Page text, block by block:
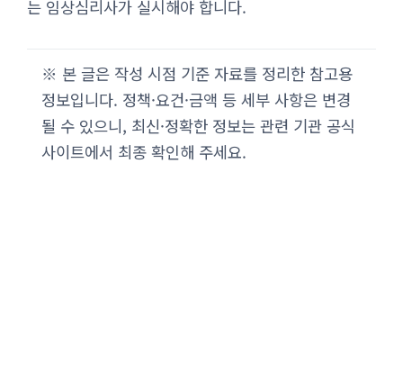
는 임상심리사가 실시해야 합니다.
※ 본 글은 작성 시점 기준 자료를 정리한 참고용
정보입니다. 정책·요건·금액 등 세부 사항은 변경
될 수 있으니, 최신·정확한 정보는 관련 기관 공식
사이트에서 최종 확인해 주세요.